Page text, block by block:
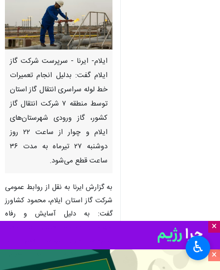
×
×
ایلام- ایرنا - سرپرست شرکت گاز
ایلام گفت: بدلیل انجام تعمیرات
خط لوله سراسری انتقال گاز استان
توسط منطقه ۷ شرکت انتقال گاز
کشور، گاز ورودی شهرستان‌های
ایلام و چوار از ساعت ۲۲ روز
دوشنبه ۲۷ تیرماه به مدت ۳۶
ساعت قطع می‌شود.
به گزارش ایرنا به نقل از روابط عمومی
شرکت گاز استان ایلام، محمود کشاورز
گفت: به دلیل آسایش و رفاه
هماهنگی معاونت امور عمرانی
استانداری و مجموعه مدیریت بحران
♿︎